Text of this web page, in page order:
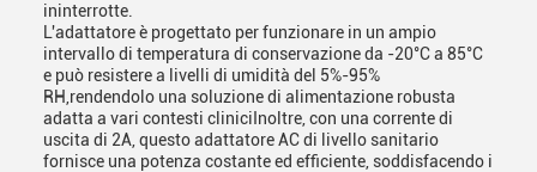
ininterrotte.
L'adattatore è progettato per funzionare in un ampio
intervallo di temperatura di conservazione da -20°C a 85°C
e può resistere a livelli di umidità del 5%-95%
RH,rendendolo una soluzione di alimentazione robusta
adatta a vari contesti cliniciInoltre, con una corrente di
uscita di 2A, questo adattatore AC di livello sanitario
fornisce una potenza costante ed efficiente, soddisfacendo i